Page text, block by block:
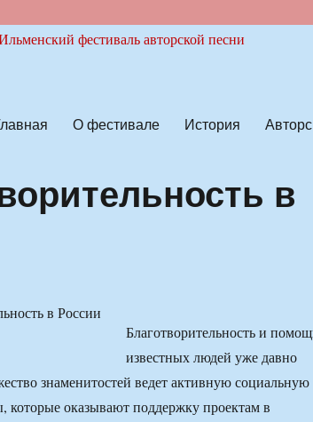
О фестивале История
в
Благотворительность и
известных людей уже давно
знаменитостей ведет активную социальную
оказывают поддержку проектам в